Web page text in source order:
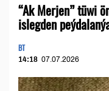
“Ak Merjen” tüwi
islegden
BT
14:18 07.07.2026